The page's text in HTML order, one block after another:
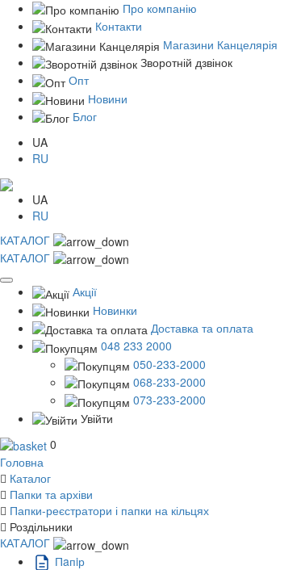
Про компанію
Контакти
Магазини Канцелярія
Зворотній дзвінок
Опт
Новини
Блог
UA
RU
UA
RU
КАТАЛОГ
КАТАЛОГ
Акції
Новинки
Доставка та оплата
048 233 2000
050-233-2000
068-233-2000
073-233-2000
Увійти
0
Головна
Каталог
Папки та архіви
Папки-реєстратори і папки на кільцях
Роздільники
КАТАЛОГ
Пaпiр